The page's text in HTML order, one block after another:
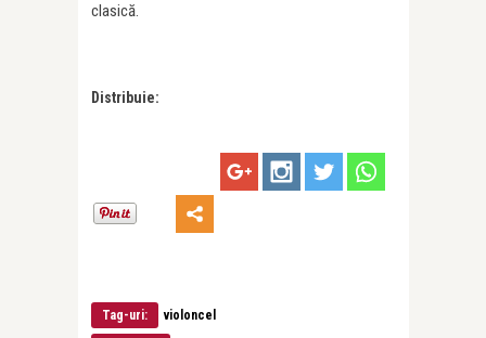
clasică.
Distribuie:
Tag-uri: violoncel